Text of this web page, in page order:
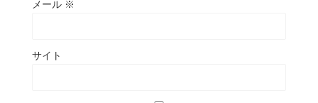
メール ※
サイト